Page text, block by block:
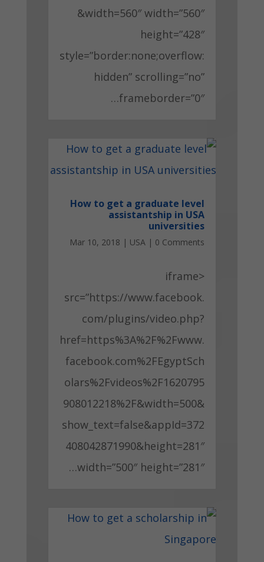
&width=560″ width=”560″
height=”428″
style=”border:none;overflow:
hidden” scrolling=”no”
frameborder=”0″…
How to get a graduate level
assistantship in USA
universities
Mar 10, 2018 | USA | 0 Comments
<iframe
src=”https://www.facebook.
com/plugins/video.php?
href=https%3A%2F%2Fwww.
facebook.com%2FEgyptSch
olars%2Fvideos%2F1620795
908012218%2F&width=500&
show_text=false&appId=372
408042871990&height=281″
width=”500″ height=”281″…